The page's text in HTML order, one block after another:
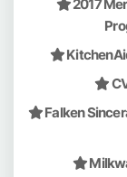
2017
Falken